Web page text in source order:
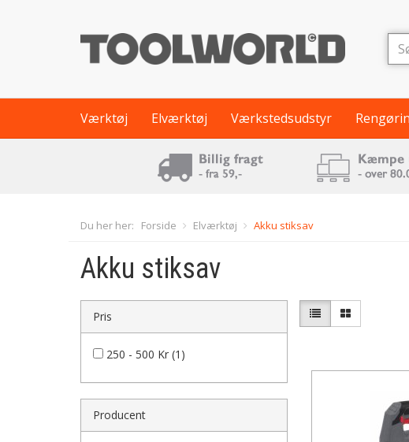
Værktøj Elværktøj Værkstedsudstyr
Du her her: Forside Elværktøj Akku stiksav
Akku stiksav
Pris
250 - 500 Kr (1)
Producent